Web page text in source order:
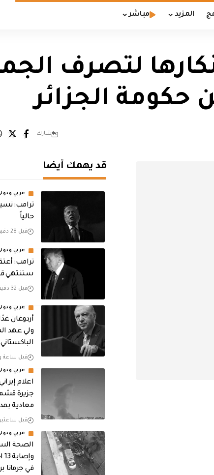
المزيد مباشر
لتصرف
حكومة الجزائر
شارك
قد يهمك أيضا
عربي
ترامب:
حالياً
قبل 28 دقيقة
عربي
‏ترامب:
ستنتهي
قبل 32 دقيقة
عربي
أردوغان
ولي عهد
الباكستاني
قبل ساعة
عربي
اعلام
جزيرة
معادية
قبل
عربي
الصحة
في